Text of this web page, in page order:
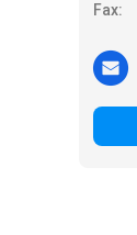
Fax: